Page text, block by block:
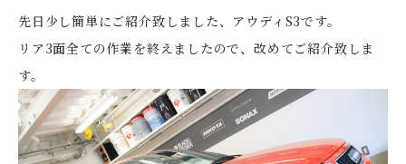
先日少し簡単にご紹介致しました、アウディS3です。
リア3面全ての作業を終えましたので、改めてご紹介致しま
す。